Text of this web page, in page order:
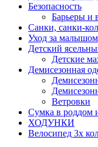
Безопасность
Барьеры и
Санки, санки-
Уход за малышом
Детский
Детские
Демисезонная
Ветровки
Сумка в роддом
ХОДУНКИ
Велосипед 3х